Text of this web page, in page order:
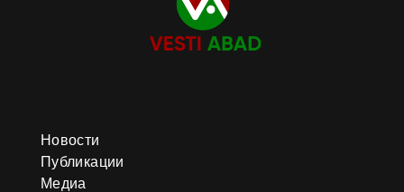
Новости
Публикации
Медиа